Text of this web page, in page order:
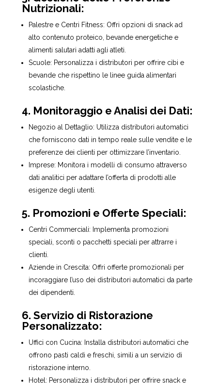
Nutrizionali:
Palestre e Centri Fitness: Offri opzioni di snack ad
alto contenuto proteico, bevande energetiche e
alimenti salutari adatti agli atleti.
Scuole: Personalizza i distributori per offrire cibi e
bevande che rispettino le linee guida alimentari
scolastiche.
4. Monitoraggio e Analisi dei Dati:
Negozio al Dettaglio: Utilizza distributori automatici
che forniscono dati in tempo reale sulle vendite e le
preferenze dei clienti per ottimizzare l’inventario.
Imprese: Monitora i modelli di consumo attraverso
dati analitici per adattare l’offerta di prodotti alle
esigenze degli utenti.
5. Promozioni e Offerte Speciali:
Centri Commerciali: Implementa promozioni
speciali, sconti o pacchetti speciali per attrarre i
clienti.
Aziende in Crescita: Offri offerte promozionali per
incoraggiare l’uso dei distributori automatici da parte
dei dipendenti.
6. Servizio di Ristorazione
Personalizzato:
Uffici con Cucina: Installa distributori automatici che
offrono pasti caldi e freschi, simili a un servizio di
ristorazione interno.
Hotel: Personalizza i distributori per offrire snack e